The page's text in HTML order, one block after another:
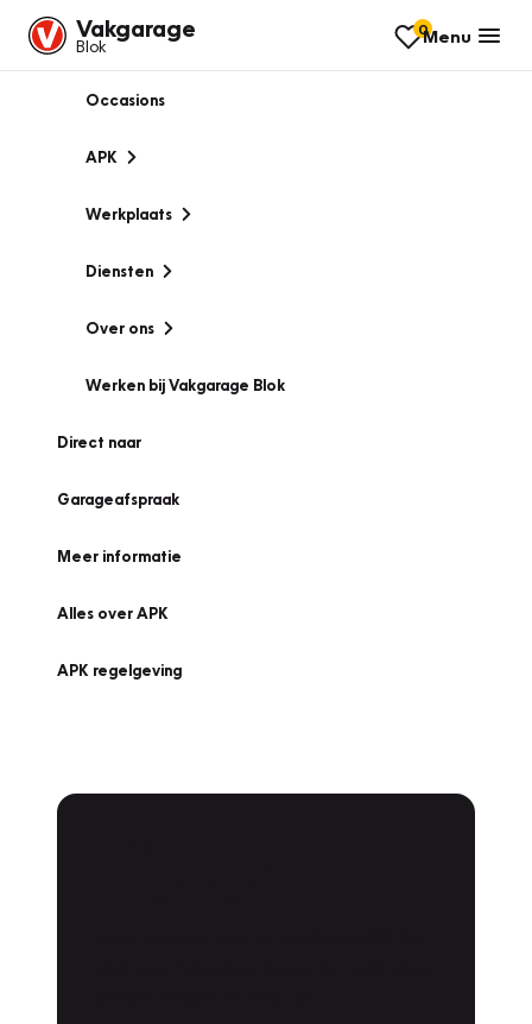
Vakgarage
Blok
0Menu
Occasions
APK
Werkplaats
Diensten
Over ons
Werken bij Vakgarage Blok
Direct naar
Garageafspraak
Meer informatie
Alles over APK
APK regelgeving